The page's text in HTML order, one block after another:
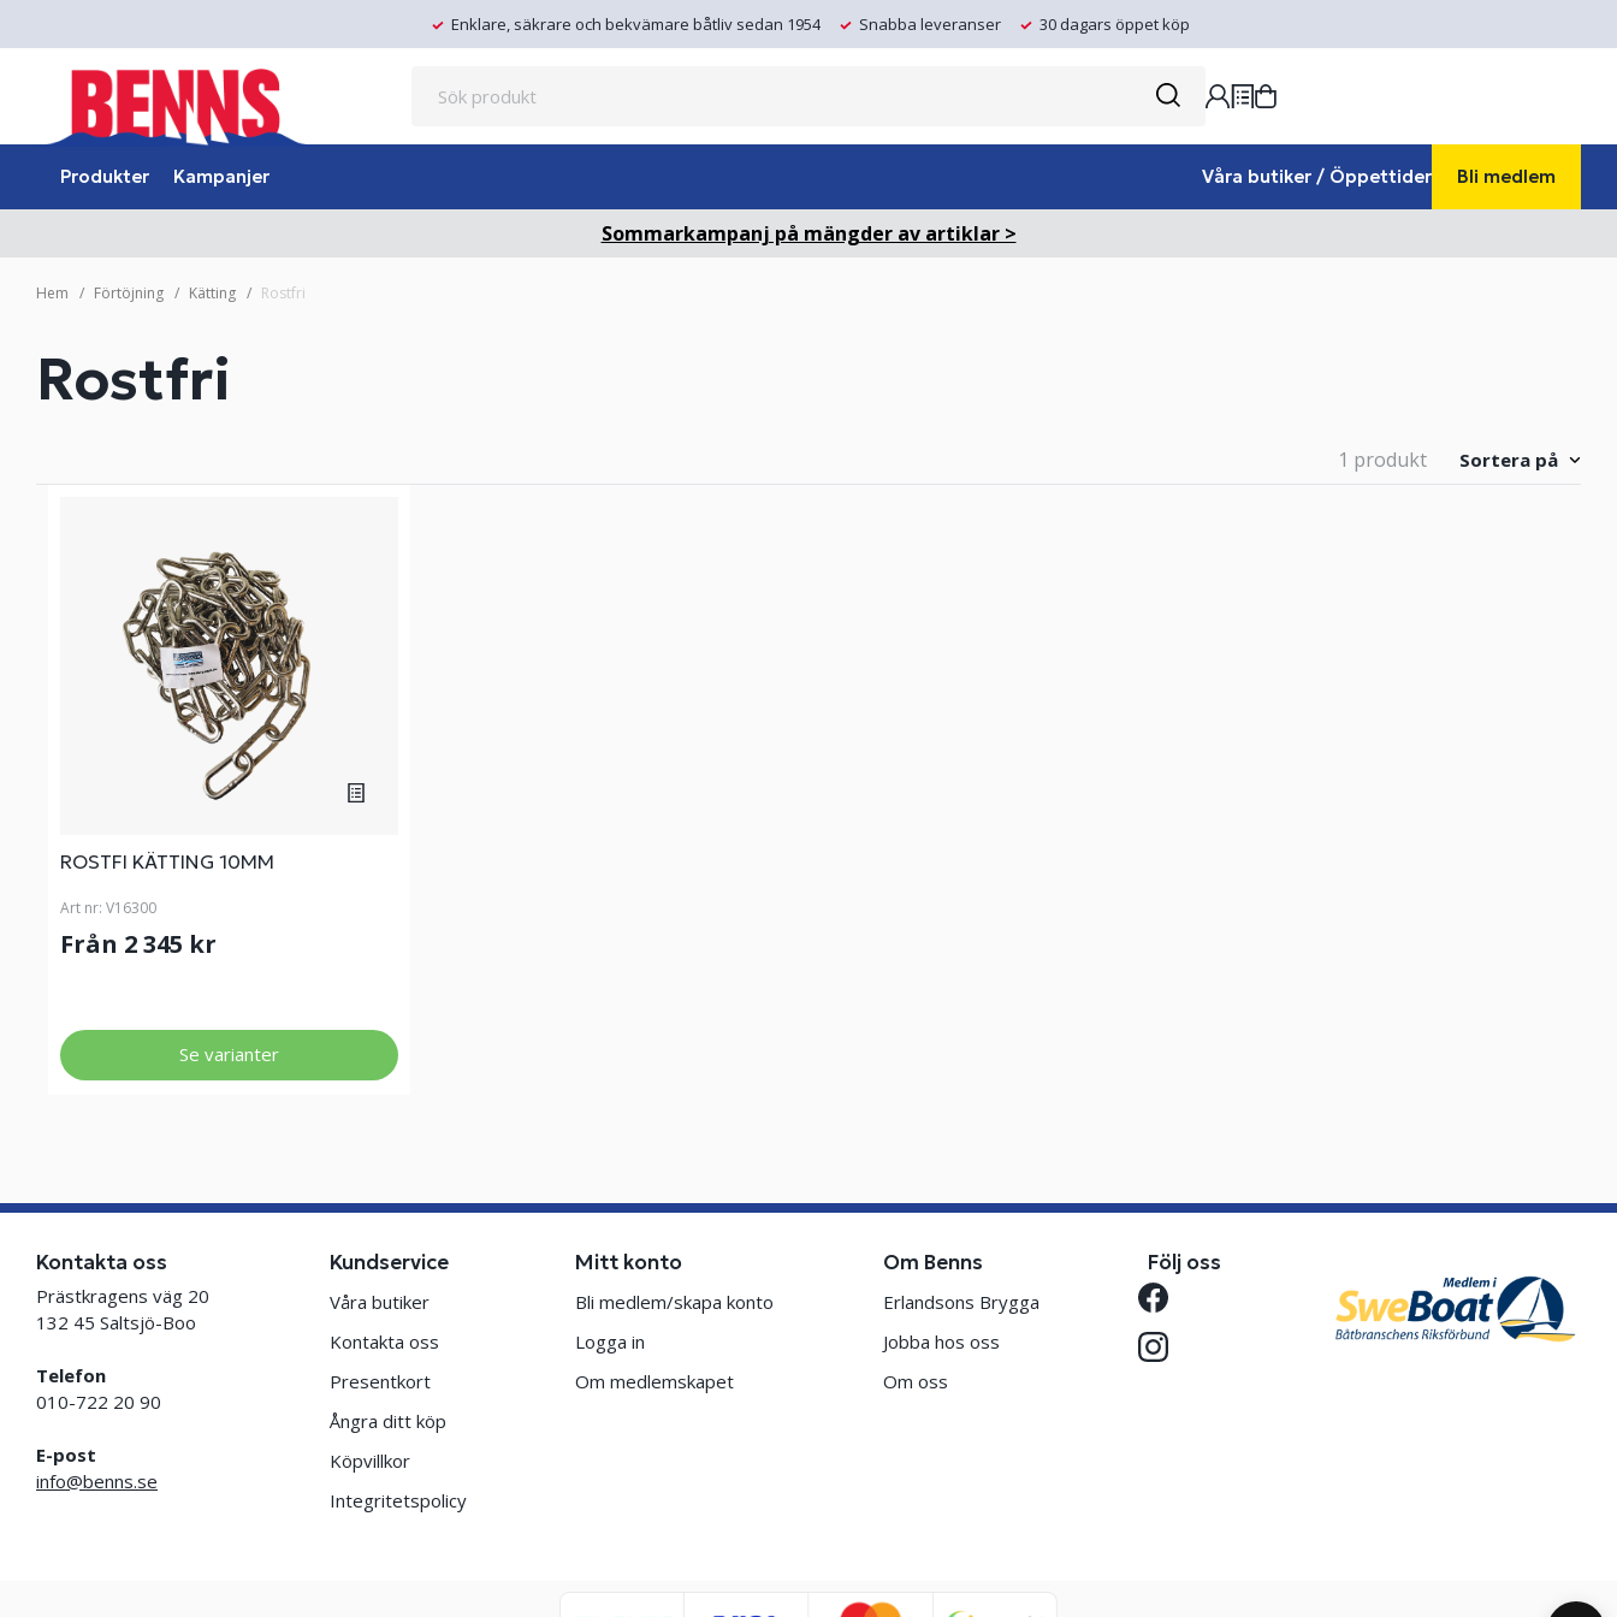
Enklare, säkrare och bekvämare båtliv sedan 1954 Snabba leveranser 30 dagars öppet köp
Produkter Kampanjer Våra butiker / Öppettider Bli medlem
Sommarkampanj på mängder av artiklar >
Hem Förtöjning Kätting Rostfri
Rostfri
1 produkt Sortera på
ROSTFI KÄTTING 10MM
Art nr: V16300
Från 2 345 kr
Se varianter
Kontakta oss
Prästkragens väg 20
132 45 Saltsjö-Boo
Telefon
010-722 20 90
E-post
info@benns.se
Kundservice
Våra butiker
Kontakta oss
Presentkort
Ångra ditt köp
Köpvillkor
Integritetspolicy
Mitt konto
Bli medlem/skapa konto
Logga in
Om medlemskapet
Om Benns
Erlandsons Brygga
Jobba hos oss
Om oss
Följ oss